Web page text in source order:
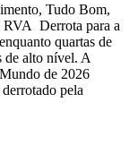
Tudo Bom,
RVA Derrota para a
quartas de
de alto nível. A
de 2026
pela